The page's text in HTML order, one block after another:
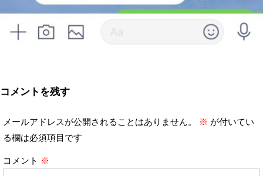
コメントを残す
メールアドレスが公開されることはありません。 ※ が付いてい
る欄は必須項目です
コメント ※